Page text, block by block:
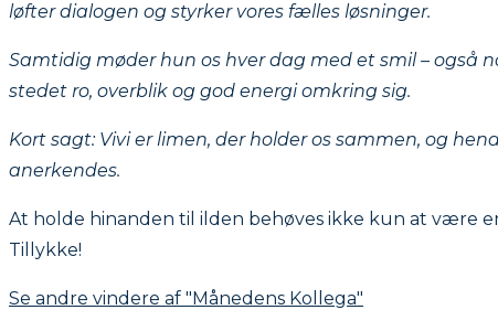
løfter dialogen og styrker vores fælles løsninger.
Samtidig møder hun os hver dag med et smil – også
stedet ro, overblik og god energi omkring sig.
Kort sagt: Vivi er limen, der holder os sammen, og
anerkendes.
At holde hinanden til ilden behøves ikke kun at være
Tillykke!
Se andre vindere af "Månedens Kollega"